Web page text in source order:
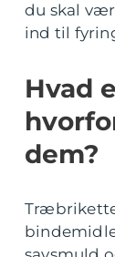
du skal
ind til
Hvad
dem?